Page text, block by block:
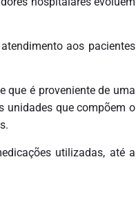
aos pacientes
que é proveniente de uma
unidades que compõem o
utilizadas, até a